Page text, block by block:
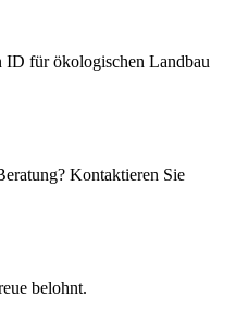
für ökologischen Landbau
Kontaktieren Sie
belohnt.